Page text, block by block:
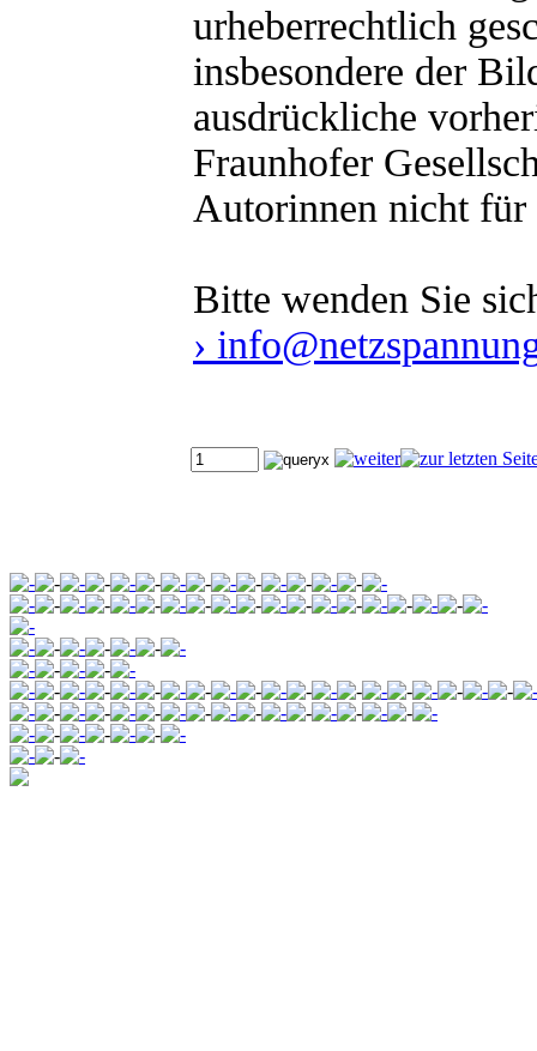
urheberrechtlich
insbesondere der
ausdrückliche
Fraunhofer
Autorinnen nicht
Bitte wenden Sie
›